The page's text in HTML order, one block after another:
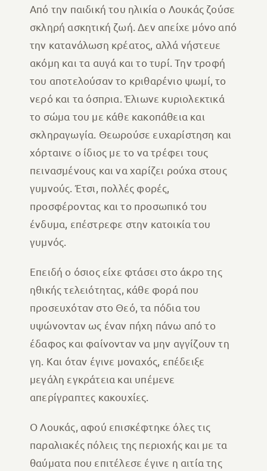
Από την παιδική του ηλικία ο Λουκάς ζούσε
σκληρή ασκητική ζωή. Δεν απείχε μόνο από
την κατανάλωση κρέατος, αλλά νήστευε
ακόμη και τα αυγά και το τυρί. Την τροφή
του αποτελούσαν το κριθαρένιο ψωμί, το
νερό και τα όσπρια. Έλιωνε κυριολεκτικά
το σώμα του με κάθε κακοπάθεια και
σκληραγωγία. Θεωρούσε ευχαρίστηση και
χόρταινε ο ίδιος με το να τρέφει τους
πεινασμένους και να χαρίζει ρούχα στους
γυμνούς. Έτσι, πολλές φορές,
προσφέροντας και το προσωπικό του
ένδυμα, επέστρεφε στην κατοικία του
γυμνός.
Επειδή ο όσιος είχε φτάσει στο άκρο της
ηθικής τελειότητας, κάθε φορά που
προσευχόταν στο Θεό, τα πόδια του
υψώνονταν ως έναν πήχη πάνω από το
έδαφος και φαίνονταν να μην αγγίζουν τη
γη. Και όταν έγινε μοναχός, επέδειξε
μεγάλη εγκράτεια και υπέμενε
απερίγραπτες κακουχίες.
Ο Λουκάς, αφού επισκέφτηκε όλες τις
παραλιακές πόλεις της περιοχής και με τα
θαύματα που επιτέλεσε έγινε η αιτία της